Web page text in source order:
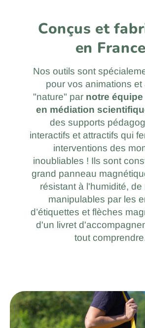
Conçus et
en France
Nos outils sont
pour vos animations et
"nature" par notre équipe
en médiation
des supports
interactifs et attractifs qui
interventions des
inoubliables ! Ils sont
grand panneau
résistant à l'humidité, de
manipulables par les
d’étiquettes et flèches
d'un livret
tout